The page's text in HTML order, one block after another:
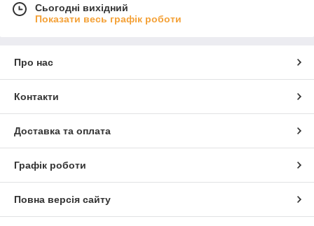
Сьогодні вихідний
Показати весь графік роботи
Про нас
Контакти
Доставка та оплата
Графік роботи
Повна версія сайту